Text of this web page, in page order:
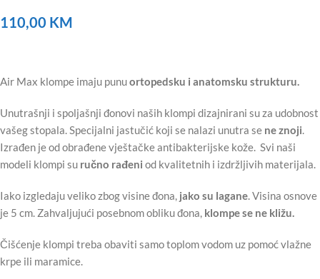
110,00 KM
Air Max klompe imaju punuortopedsku i anatomsku strukturu.
Unutrašnji i spoljašnji đonovi naših klompi dizajnirani su za udobnost
vašeg stopala. Specijalni jastučić koji se nalazi unutra se ne znoji
Izrađen je od obrađene vještačke antibakterijske kože. Svi naši
modeli klompi su ručno rađeni od kvalitetnih i izdržljivih materijala.
Iako izgledaju veliko zbog visine đona, jako su lagane . Visina osnove
je 5 cm. Zahvaljujući posebnom obliku đona, klompe se ne kližu.
Čišćenje klompi treba obaviti samo toplom vodom uz pomoć vlažne
krpe ili maramice.